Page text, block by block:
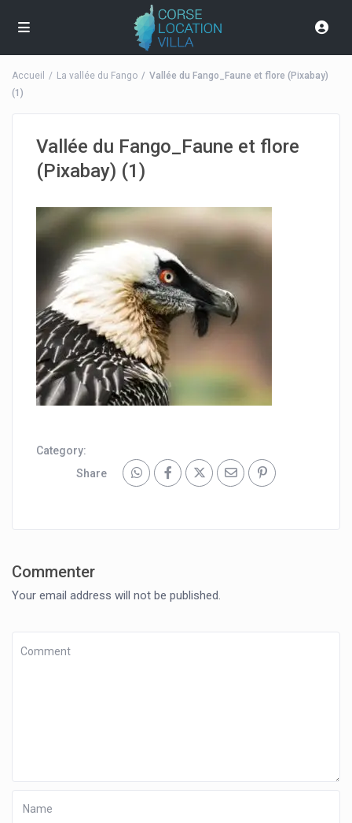
Accueil La vallée du Fango
Vallée du Fango_Faune et flore (Pixabay)
(1)
Vallée du Fango_Faune et flore
(Pixabay) (1)
Category:
Share
Commenter
Your email address will not be published.